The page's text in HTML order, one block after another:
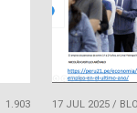
1.903 17 JUL 2025/